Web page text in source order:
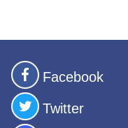
Facebook
Twitter